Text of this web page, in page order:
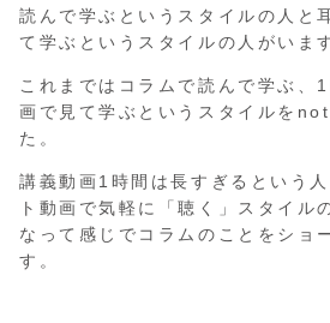
読んで学ぶというスタイルの人と
て学ぶというスタイルの人がいま
これまではコラムで読んで学ぶ、
画で見て学ぶというスタイルを
た。
講義動画1時間は長すぎるという
ト動画で気軽に「聴く」スタイル
なって感じでコラムのことをショ
す。